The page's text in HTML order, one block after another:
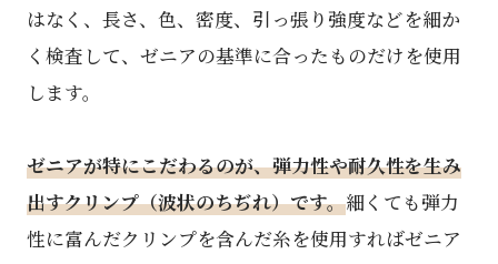
はなく、長さ、色、密度、引っ張り強度などを細か
く検査して、ゼニアの基準に合ったものだけを使用
します。
ゼニアが特にこだわるのが、弾力性や耐久性を生み
出すクリンプ（波状のちぢれ）です。細くても弾力
性に富んだクリンプを含んだ糸を使用すればゼニア